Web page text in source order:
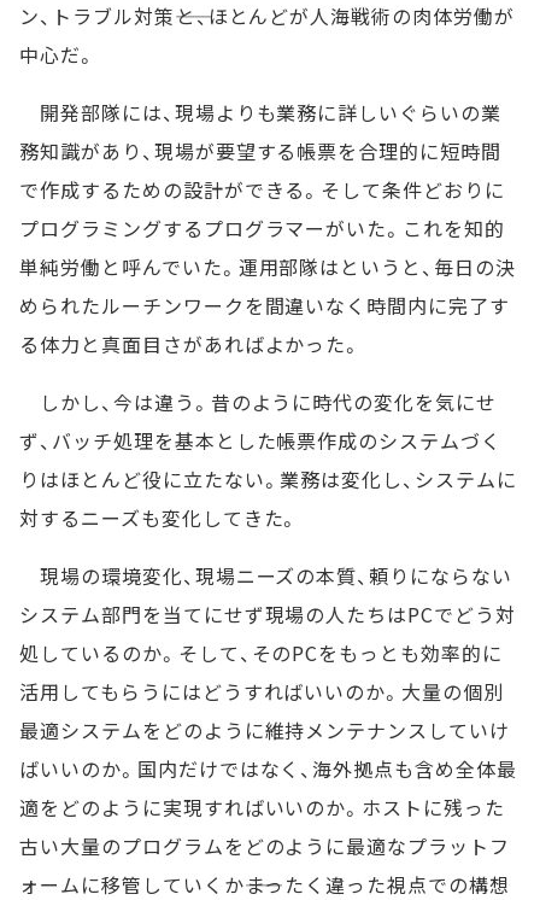
ン、トラブル対策――と、ほとんどが人海戦術の肉体労働が
中心だ。
開発部隊には、現場よりも業務に詳しいぐらいの業
務知識があり、現場が要望する帳票を合理的に短時間
で作成するための設計ができる。そして条件どおりに
プログラミングするプログラマーがいた。これを知的
単純労働と呼んでいた。運用部隊はというと、毎日の決
められたルーチンワークを間違いなく時間内に完了す
る体力と真面目さがあればよかった。
しかし、今は違う。昔のように時代の変化を気にせ
ず、バッチ処理を基本とした帳票作成のシステムづく
りはほとんど役に立たない。業務は変化し、システムに
対するニーズも変化してきた。
現場の環境変化、現場ニーズの本質、頼りにならない
システム部門を当てにせず現場の人たちはPCでどう対
処しているのか。そして、そのPCをもっとも効率的に
活用してもらうにはどうすればいいのか。大量の個別
最適システムをどのように維持メンテナンスしていけ
ばいいのか。国内だけではなく、海外拠点も含め全体最
適をどのように実現すればいいのか。ホストに残った
古い大量のプログラムをどのように最適なプラットフ
ォームに移管していくか――まったく違った視点での構想